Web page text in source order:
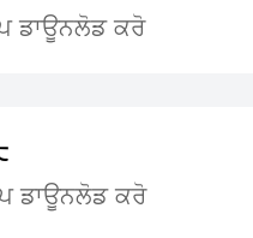
ਡਾਊਨਲੋਡ ਕਰੋ
ਡਾਊਨਲੋਡ ਕਰੋ